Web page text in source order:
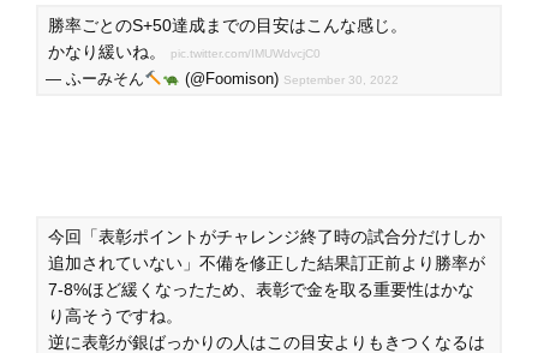
勝率ごとのS+50達成までの目安はこんな感じ。
かなり緩いね。
pic.twitter.com/IMUWdvcjC0
— ふーみそん (@Foomison) September 30, 2022
今回「表彰ポイントがチャレンジ終了時の試合分だけしか
追加されていない」不備を修正した結果訂正前より勝率が
7-8%ほど緩くなったため、表彰で金を取る重要性はかな
り高そうですね。
逆に表彰が銀ばっかりの人はこの目安よりもきつくなるは